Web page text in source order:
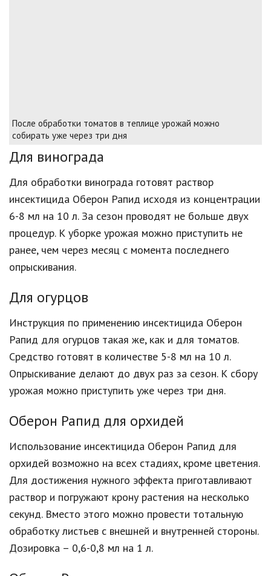
После обработки томатов в теплице урожай можно
собирать уже через три дня
Для винограда
Для обработки винограда готовят раствор
инсектицида Оберон Рапид исходя из концентрации
6-8 мл на 10 л. За сезон проводят не больше двух
процедур. К уборке урожая можно приступить не
ранее, чем через месяц с момента последнего
опрыскивания.
Для огурцов
Инструкция по применению инсектицида Оберон
Рапид для огурцов такая же, как и для томатов.
Средство готовят в количестве 5-8 мл на 10 л.
Опрыскивание делают до двух раз за сезон. К сбору
урожая можно приступить уже через три дня.
Оберон Рапид для орхидей
Использование инсектицида Оберон Рапид для
орхидей возможно на всех стадиях, кроме цветения.
Для достижения нужного эффекта приготавливают
раствор и погружают крону растения на несколько
секунд. Вместо этого можно провести тотальную
обработку листьев с внешней и внутренней стороны.
Дозировка – 0,6-0,8 мл на 1 л.